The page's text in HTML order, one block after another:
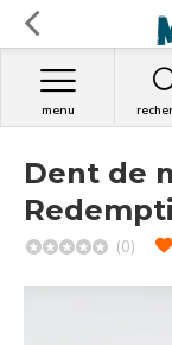
menu
Dent de
(0)